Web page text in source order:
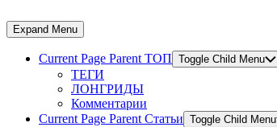
Expand Menu
Current Page Parent ТОП Toggle Child Menu
ТЕГИ
ЛОНГРИДЫ
Комментарии
Current Page Parent Статьи Toggle Child Menu